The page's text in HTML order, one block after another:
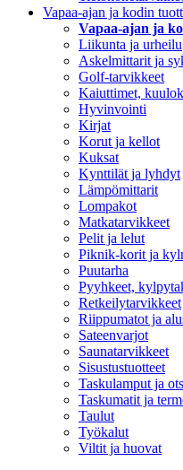
Vapaa-ajan ja kodin
Vapaa-ajan ja
Liikunta ja urheilu
Askelmittarit ja
Golf-tarvikkeet
Kaiuttimet,
Hyvinvointi
Kirjat
Korut ja kellot
Kuksat
Kynttilät ja lyhdyt
Lämpömittarit
Lompakot
Matkatarvikkeet
Pelit ja lelut
Piknik-korit ja
Puutarha
Pyyhkeet,
Retkeilytarvikkeet
Riippumatot ja
Sateenvarjot
Saunatarvikkeet
Sisustustuotteet
Taskulamput ja
Taskumatit ja
Taulut
Työkalut
Viltit ja huovat